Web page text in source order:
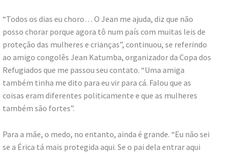
“Todos os dias eu choro… O Jean me ajuda, diz que não
posso chorar porque agora tô num país com muitas leis de
proteção das mulheres e crianças”, continuou, se referindo
ao amigo congolês Jean Katumba, organizador da Copa dos
Refugiados que me passou seu contato. “Uma amiga
também tinha me dito para eu vir para cá. Falou que as
coisas eram diferentes politicamente e que as mulheres
também são fortes”.
Para a mãe, o medo, no entanto, ainda é grande. “Eu não sei
se a Érica tá mais protegida aqui. Se o pai dela entrar aqui